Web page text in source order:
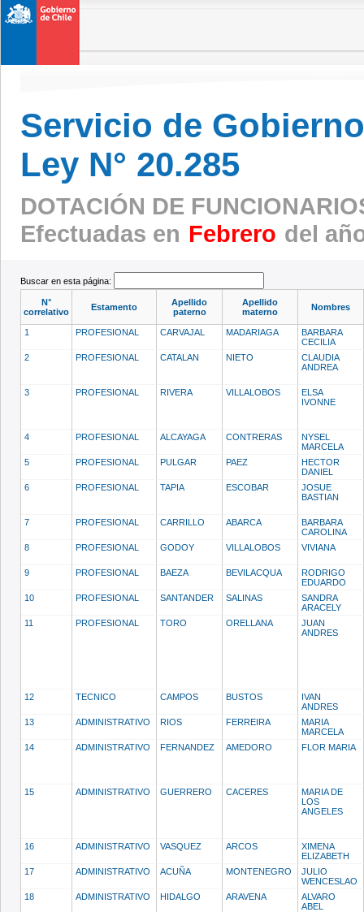
Servicio de
Ley N° 20.285
DOTACIÓN DE
Efectuadas en Febrero del
Buscar en esta página:
N°
correlativo
Estamento
Apellido
paterno
Apellido
materno
Nombres
1 PROFESIONAL CARVAJAL MADARIAGA
BARBARA
CECILIA
2
PROFESIONAL CATALAN NIETO
CLAUDIA
ANDREA
3 PROFESIONAL RIVERA VILLALOBOS
ELSA
IVONNE
4 PROFESIONAL ALCAYAGA CONTRERAS
NYSEL
MARCELA
5
PROFESIONAL PULGAR PAEZ
HECTOR
DANIEL
6
PROFESIONAL TAPIA ESCOBAR
JOSUE
BASTIAN
7 PROFESIONAL CARRILLO ABARCA
BARBARA
CAROLINA
8
PROFESIONAL GODOY VILLALOBOS VIVIANA
9 PROFESIONAL BAEZA BEVILACQUA
RODRIGO
EDUARDO
10
PROFESIONAL SANTANDER SALINAS
SANDRA
ARACELY
11
PROFESIONAL TORO ORELLANA
JUAN
ANDRES
12 TECNICO CAMPOS BUSTOS
IVAN
ANDRES
13
ADMINISTRATIVO RIOS FERREIRA
MARIA
MARCELA
14
ADMINISTRATIVO FERNANDEZ AMEDORO FLOR MARIA
15 ADMINISTRATIVO GUERRERO CACERES
MARIA DE
LOS
ANGELES
16 ADMINISTRATIVO VASQUEZ ARCOS
XIMENA
ELIZABETH
17
ADMINISTRATIVO ACUÑA MONTENEGRO
JULIO
WENCESLAO
18
ADMINISTRATIVO HIDALGO ARAVENA
ALVARO
ABEL